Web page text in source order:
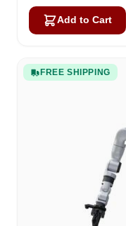
Add to Cart
FREE SHIPPING